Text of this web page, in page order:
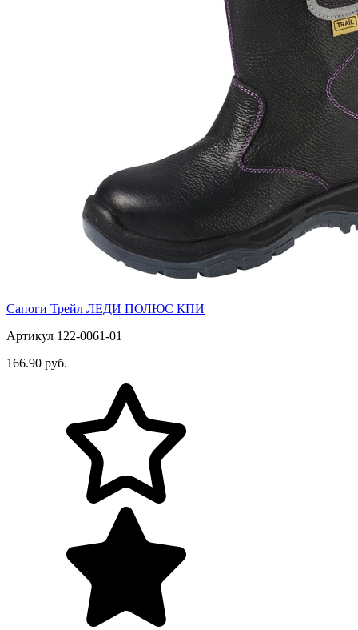
Сапоги Трейл ЛЕДИ ПОЛЮС КПИ
Артикул 122-0061-01
166.90 руб.